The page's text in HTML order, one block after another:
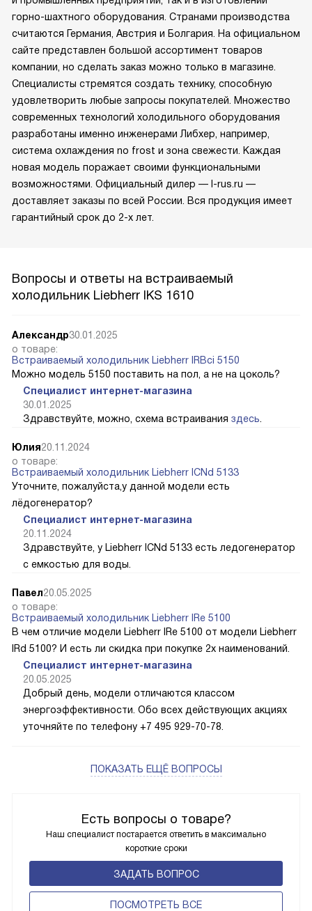
горно-шахтного оборудования. Странами производства
считаются Германия, Австрия и Болгария. На официальном
сайте представлен большой ассортимент товаров
компании, но сделать заказ можно только в магазине.
Специалисты стремятся создать технику, способную
удовлетворить любые запросы покупателей. Множество
современных технологий холодильного оборудования
разработаны именно инженерами Либхер, например,
система охлаждения no frost и зона свежести. Каждая
новая модель поражает своими функциональными
возможностями. Официальный дилер — l-rus.ru —
доставляет заказы по всей России. Вся продукция имеет
гарантийный срок до 2-х лет.
Вопросы и ответы на встраиваемый
холодильник Liebherr IKS 1610
Есть вопросы о товаре?
Наш специалист постарается ответить в максимально
короткие сроки
ЗАДАТЬ ВОПРОС
ПОCМОТРЕТЬ ВСЕ
Александр30.01.2025
о товаре:
Встраиваемый холодильник Liebherr IRBci 5150
Можно модель 5150 поставить на пол, а не на цоколь?
Специалист интернет-магазина
30.01.2025
Здравствуйте, можно, схема встраивания здесь
Юлия20.11.2024
о товаре:
Встраиваемый холодильник Liebherr ICNd 5133
Уточните, пожалуйста,у данной модели есть
лёдогенератор?
Специалист интернет-магазина
20.11.2024
Здравствуйте, у Liebherr ICNd 5133 есть ледогенератор
с емкостью для воды.
Павел20.05.2025
о товаре:
Встраиваемый холодильник Liebherr IRe 5100
В чем отличие модели Liebherr IRe 5100 от модели Liebherr
IRd 5100? И есть ли скидка при покупке 2х наименований.
Специалист интернет-магазина
20.05.2025
Добрый день, модели отличаются классом
энергоэффективности. Обо всех действующих акциях
уточняйте по телефону +7 495 929-70-78.
ПОКАЗАТЬ ЕЩЁ ВОПРОСЫ